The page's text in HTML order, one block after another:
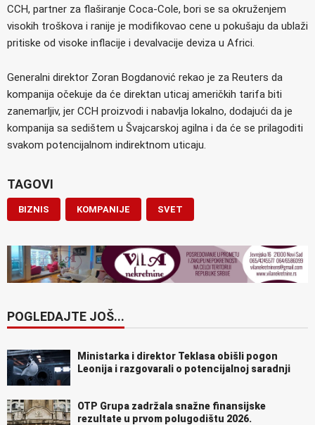
CCH, partner za flaširanje Coca-Cole, bori se sa okruženjem
visokih troškova i ranije je modifikovao cene u pokušaju da ublaži
pritiske od visoke inflacije i devalvacije deviza u Africi.
Generalni direktor Zoran Bogdanović rekao je za Reuters da
kompanija očekuje da će direktan uticaj američkih tarifa biti
zanemarljiv, jer CCH proizvodi i nabavlja lokalno, dodajući da je
kompanija sa sedištem u Švajcarskoj agilna i da će se prilagoditi
svakom potencijalnom indirektnom uticaju.
TAGOVI
BIZNIS KOMPANIJE SVET
POGLEDAJTE JOŠ...
Ministarka i direktor Teklasa obišli pogon
Leonija i razgovarali o potencijalnoj saradnji
OTP Grupa zadržala snažne finansijske
rezultate u prvom polugodištu 2026.